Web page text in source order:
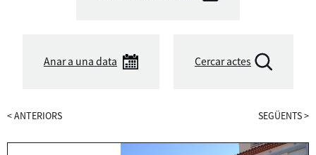
Anar a una data Cercar actes
<ANTERIORS SEGÜENTS>